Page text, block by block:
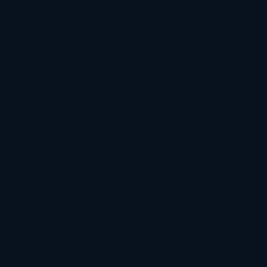
व्यवहार अनुकरण — इन तीन स्तरों के सुरक्षा ढांचे को समझाता है,